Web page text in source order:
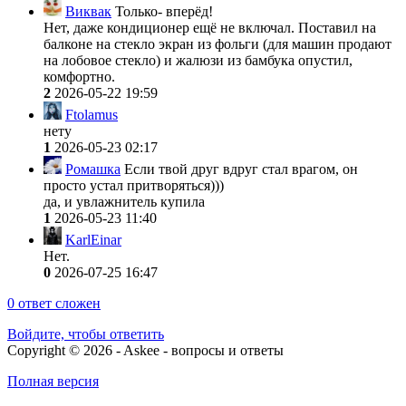
Виквак Только- вперёд!
Нет, даже кондиционер ещё не включал. Поставил на
балконе на стекло экран из фольги (для машин продают
на лобовое стекло) и жалюзи из бамбука опустил,
комфортно.
2 2026-05-22 19:59
Ftolamus
нету
1 2026-05-23 02:17
Ромашка Если твой друг вдруг стал врагом, он
просто устал притворяться)))
да, и увлажнитель купила
1 2026-05-23 11:40
KarlEinar
Нет.
0 2026-07-25 16:47
0 ответ сложен
Войдите, чтобы ответить
Copyright © 2026 - Askee - вопросы и ответы
Полная версия